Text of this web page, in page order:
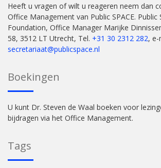
Heeft u vragen of wilt u reageren neem dan
Office Management van Public SPACE. Public
Foundation, Office Manager Marijke
58, 3512 LT Utrecht, Tel. +31 30 2312 282, e-
secretariaat@publicspace.nl
Boekingen
U kunt Dr. Steven de Waal boeken voor
bijdragen via het Office Management.
Tags